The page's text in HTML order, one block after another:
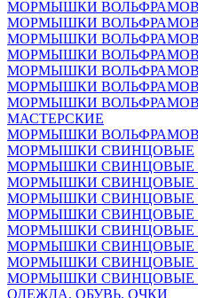
МОРМЫШКИ
МОРМЫШКИ
МОРМЫШКИ
МОРМЫШКИ
МОРМЫШКИ
МОРМЫШКИ
МОРМЫШКИ
МАСТЕРСКИЕ
МОРМЫШКИ
МОРМЫШКИ СВИНЦОВЫЕ
МОРМЫШКИ СВИНЦОВЫЕ
МОРМЫШКИ СВИНЦОВЫЕ
МОРМЫШКИ СВИНЦОВЫЕ
МОРМЫШКИ
МОРМЫШКИ СВИНЦОВЫЕ
МОРМЫШКИ СВИНЦОВЫЕ
МОРМЫШКИ СВИНЦОВЫЕ
МОРМЫШКИ СВИНЦОВЫЕ
ОДЕЖДА, ОБУВЬ, ОЧКИ